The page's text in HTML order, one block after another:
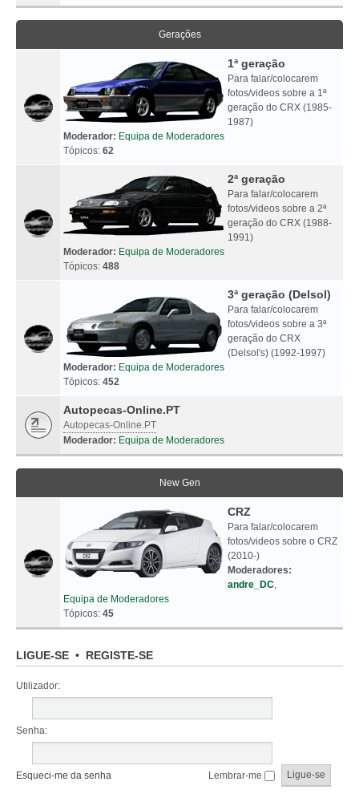
Gerações
1ª geração
Para falar/colocarem
fotos/videos sobre a 1ª
geração do CRX (1985-
1987)
Moderador: Equipa de Moderadores
Tópicos: 62
2ª geração
Para falar/colocarem
fotos/videos sobre a 2ª
geração do CRX (1988-
1991)
Moderador: Equipa de Moderadores
Tópicos: 488
3ª geração (Delsol)
Para falar/colocarem
fotos/videos sobre a 3ª
geração do CRX
(Delsol's) (1992-1997)
Moderador: Equipa de Moderadores
Tópicos: 452
Autopecas-Online.PT
Autopecas-Online.PT
Moderador: Equipa de Moderadores
New Gen
CRZ
Para falar/colocarem
fotos/videos sobre o CRZ
(2010-)
Moderadores:
andre_DC,
Equipa de Moderadores
Tópicos: 45
LIGUE-SE • REGISTE-SE
Utilizador:
Senha:
Esqueci-me da senha Lembrar-me